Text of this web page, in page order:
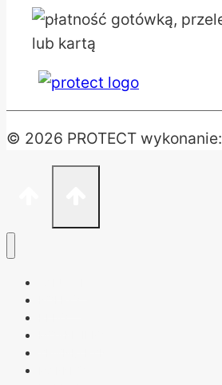
© 2026 PROTECT wykonanie: